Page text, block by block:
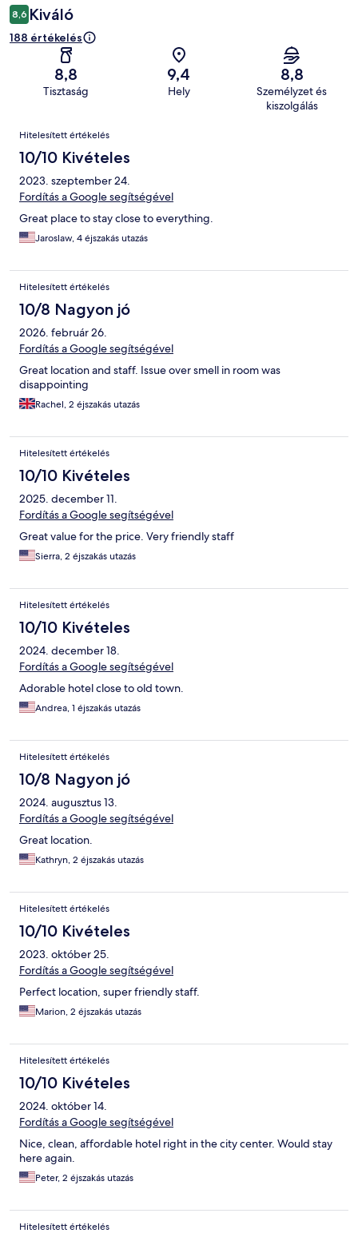
8,6 Kiváló
188 értékelés
8,8
Tisztaság
9,4
Hely
8,8
Személyzet és
kiszolgálás
Értékelések
Hitelesített értékelés
10/10 Kivételes
2023. szeptember 24.
Fordítás a Google segítségével
Great place to stay close to everything.
Jaroslaw, 4 éjszakás utazás
Hitelesített értékelés
10/8 Nagyon jó
2026. február 26.
Fordítás a Google segítségével
Great location and staff. Issue over smell in room was
disappointing
Rachel, 2 éjszakás utazás
Hitelesített értékelés
10/10 Kivételes
2025. december 11.
Fordítás a Google segítségével
Great value for the price. Very friendly staff
Sierra, 2 éjszakás utazás
Hitelesített értékelés
10/10 Kivételes
2024. december 18.
Fordítás a Google segítségével
Adorable hotel close to old town.
Andrea, 1 éjszakás utazás
Hitelesített értékelés
10/8 Nagyon jó
2024. augusztus 13.
Fordítás a Google segítségével
Great location.
Kathryn, 2 éjszakás utazás
Hitelesített értékelés
10/10 Kivételes
2023. október 25.
Fordítás a Google segítségével
Perfect location, super friendly staff.
Marion, 2 éjszakás utazás
Hitelesített értékelés
10/10 Kivételes
2024. október 14.
Fordítás a Google segítségével
Nice, clean, affordable hotel right in the city center. Would stay
here again.
Peter, 2 éjszakás utazás
Hitelesített értékelés